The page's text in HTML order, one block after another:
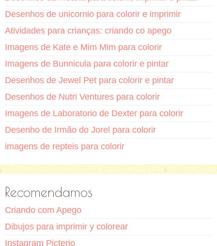
Desenhos de unicornio para colorir e imprimir
Atividades para crianças: criando co apego
Imagens de Kate e Mim Mim para colorir
Imagens de Bunnicula para colorir e pintar
Desenhos de Jewel Pet para colorir e pintar
Desenhos de Nutri Ventures para colorir
Imagens de Laboratorio de Dexter para colorir
Desenho de Irmão do Jorel para colorir
imagens de repteis para colorir
Recomendamos
Criando com Apego
Dibujos para imprimir y colorear
Instagram Picterio